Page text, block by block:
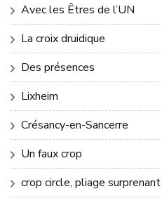
Avec les Êtres de l’UN
La croix druidique
Des présences
Lixheim
Crésancy-en-Sancerre
Un faux crop
crop circle, pliage surprenant